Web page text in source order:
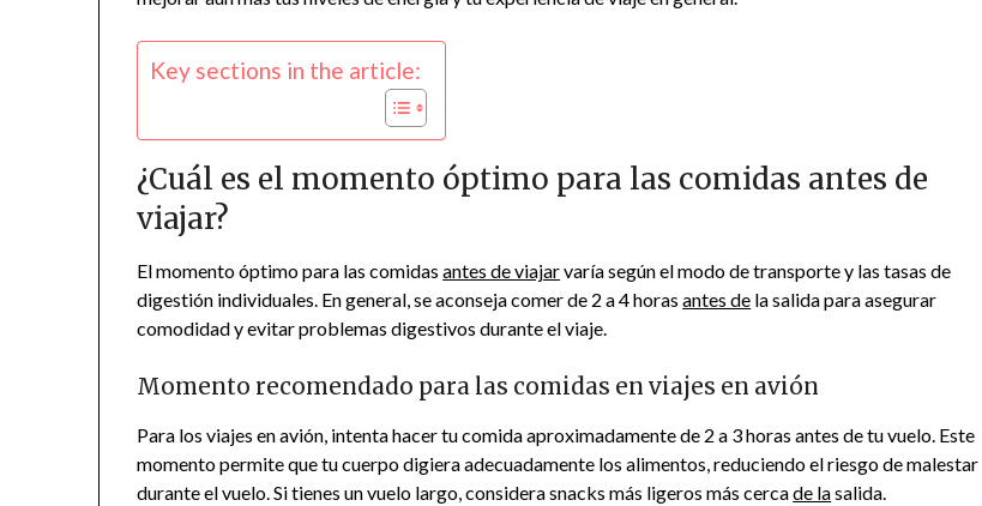
Key sections in the article:
¿Cuál es el momento óptimo para las comidas antes de
viajar?
El momento óptimo para las comidasantes de viajarvaría según el modo de transporte y las tasas de
digestión individuales. En general, se aconseja comer de 2 a 4 horasantes de la salida para asegurar
comodidad y evitar problemas digestivos durante el viaje.
Momento recomendado para las comidas en viajes en avión
Para los viajes en avión, intenta hacer tu comida aproximadamente de 2 a 3 horas antes de tu vuelo. Este
momento permite que tu cuerpo digiera adecuadamente los alimentos, reduciendo el riesgo de malestar
durante el vuelo. Si tienes un vuelo largo, considera snacks más ligeros más cercade lasalida.